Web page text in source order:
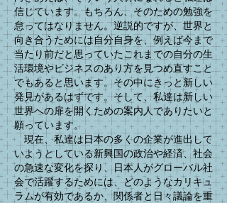
信じています。もちろん、そのための勉強を
怠ってはなりません。逆説的ですが、世界と
向き合うためには自分自身を、例えば今まで
当たり前だと思っていたこれまでの自分の生
活環境やビジネスのあり方を見つめ直すこと
でもあると思います。その中にきっと新しい
発見があるはずです。そして、私達は新しい
世界への扉を開くための案内人でありたいと
願っています。
現在、私達は日本の多くの企業が進出して
いようとしている新興国の政治や経済、社会
の急速な変化を探り、日本人がグローバル社
会で活躍するためには、どのようなカリキュ
ラムが有効であるか、関係者と日々議論を重